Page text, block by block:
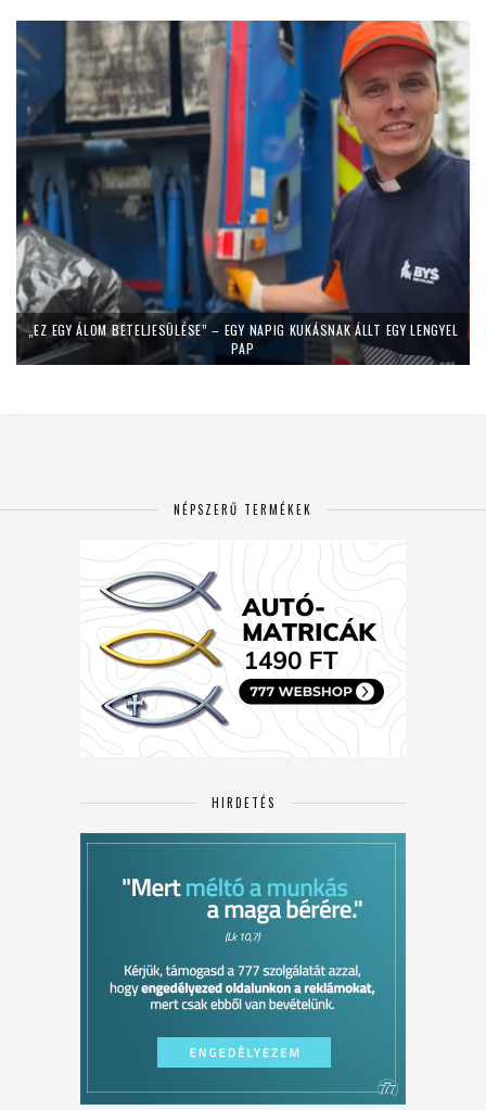
„EZ EGY ÁLOM BETELJESÜLÉSE” – EGY NAPIG KUKÁSNAK ÁLLT EGY LENGYEL
PAP
NÉPSZERŰ TERMÉKEK
HIRDETÉS